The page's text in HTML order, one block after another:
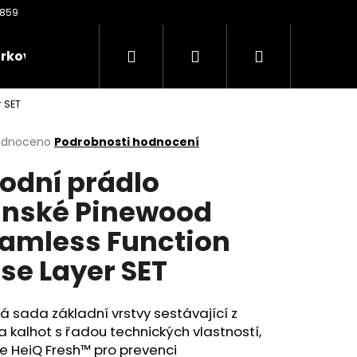
poukazy Oděvy Kontakty
Hledat PřihlášeníNákupní
Podrobnosti hodnocení
prádlo
Pinewood
Function
Layer SET
sada základní vrstvy sestávající z
kalhot s řadou technických vlastností,
HeiQ Fresh™ pro prevenci
Následující